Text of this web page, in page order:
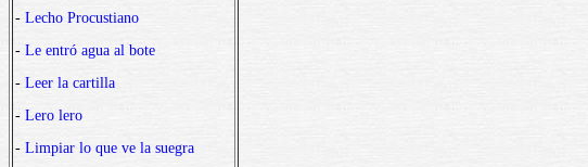
- Lecho Procustiano
- Le entró agua al bote
- Leer la cartilla
- Lero lero
- Limpiar lo que ve la suegra